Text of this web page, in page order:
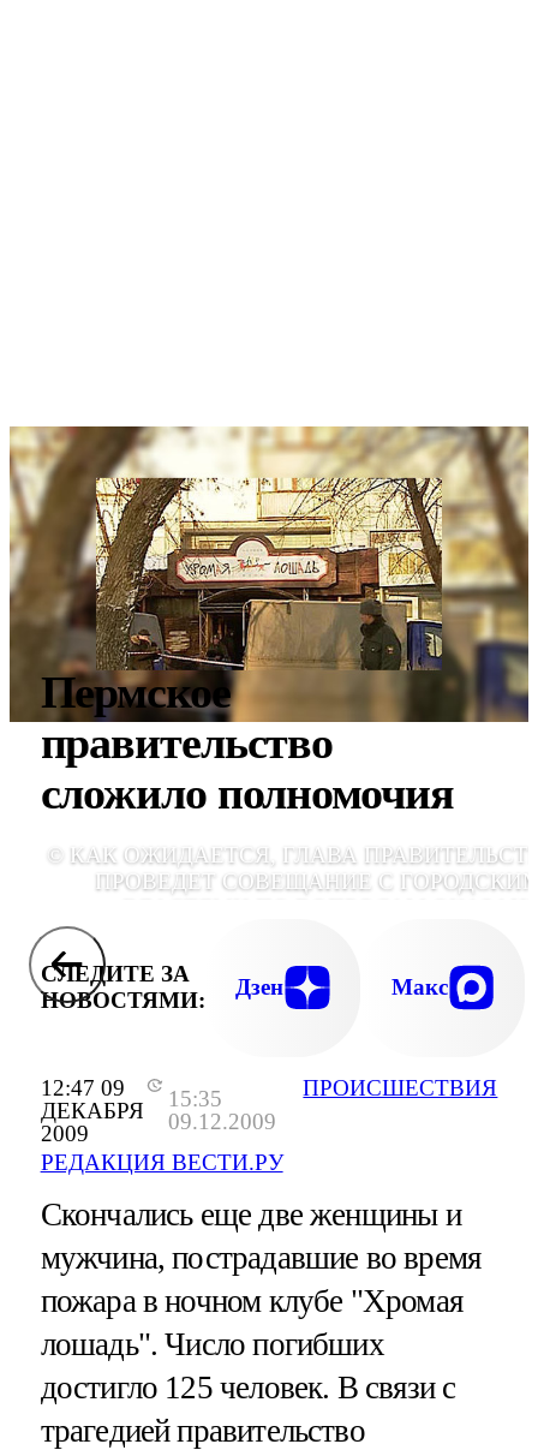
12:47 09
ДЕКАБРЯ
2009
15:35
09.12.2009
РЕДАКЦИЯ ВЕСТИ.РУ
ПРОИСШЕСТВИЯ
Пермское
правительство
сложило полномочия
© КАК ОЖИДАЕТСЯ, ГЛАВА
ПРОВЕДЕТ СОВЕЩАНИЕ С
ПОМОЩИ ПОСТРАДАВШИМ ПРИ
ПЕРМИ В НОЧЬ НА 5
СЛЕДИТЕ ЗА
НОВОСТЯМИ:
Дзен Макс
Скончались еще две женщины и
мужчина, пострадавшие во время
пожара в ночном клубе "Хромая
лошадь". Число погибших
достигло 125 человек. В связи с
трагедией правительство